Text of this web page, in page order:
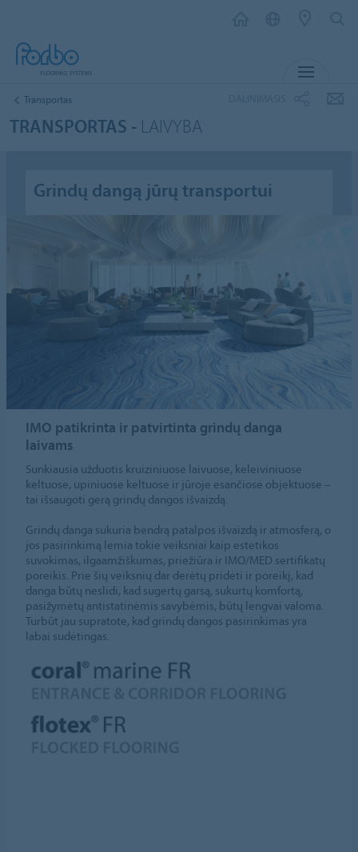
Transportas
TRANSPORTAS - LAIVYBA
Grindų dangą jūrų transportui
IMO patikrinta ir patvirtinta grindų danga
laivams
Sunkiausia užduotis kruiziniuose laivuose, keleiviniuose
keltuose, upiniuose keltuose ir jūroje esančiose objektuose –
tai išsaugoti gerą grindų dangos išvaizdą.
Grindų danga sukuria bendrą patalpos išvaizdą ir atmosferą, o
jos pasirinkimą lemia tokie veiksniai kaip estetikos
suvokimas, ilgaamžiškumas, priežiūra ir IMO/MED sertifikatų
poreikis. Prie šių veiksnių dar derėtų pridėti ir poreikį, kad
danga būtų neslidi, kad sugertų garsą, sukurtų komfortą,
pasižymėtų antistatinėmis savybėmis, būtų lengvai valoma.
Turbūt jau supratote, kad grindų dangos pasirinkimas yra
labai sudėtingas.